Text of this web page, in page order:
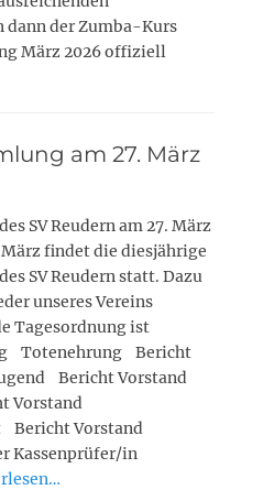
dann der Zumba-Kurs
März 2026 offiziell
am 27. März
SV Reudern am 27. März
findet die diesjährige
SV Reudern statt. Dazu
unseres Vereins
Tagesordnung ist
Totenehrung Bericht
Bericht Vorstand
Vorstand
Bericht Vorstand
Kassenprüfer/in